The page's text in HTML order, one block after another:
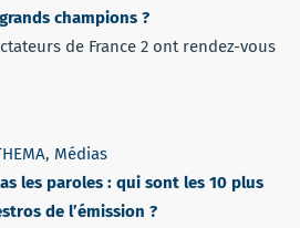
champions ?
de France 2 ont rendez-vous
, Médias
les paroles : qui sont les 10 plus
de l’émission ?